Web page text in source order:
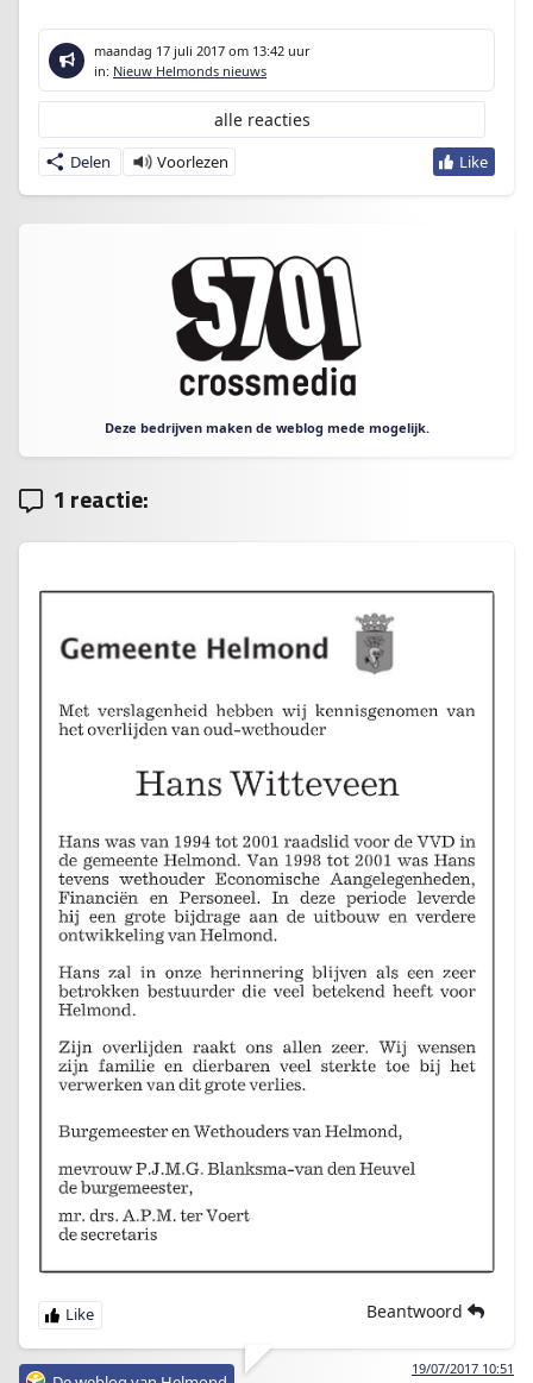
maandag 17 juli 2017 om 13:42 uur
in: Nieuw Helmonds nieuws
Delen
alle reacties
Deze bedrijven maken de weblog mede mogelijk.
1 reactie:
Beantwoord
19/07/2017 10:51